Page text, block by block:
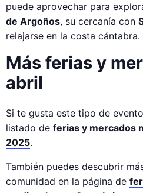
puede aprovechar para
de Argoños, su cercanía con
relajarse en la costa cántabra.
Más ferias y
abril
Si te gusta este tipo de
listado de ferias y mercados
2025.
También puedes descubrir
comunidad en la página de